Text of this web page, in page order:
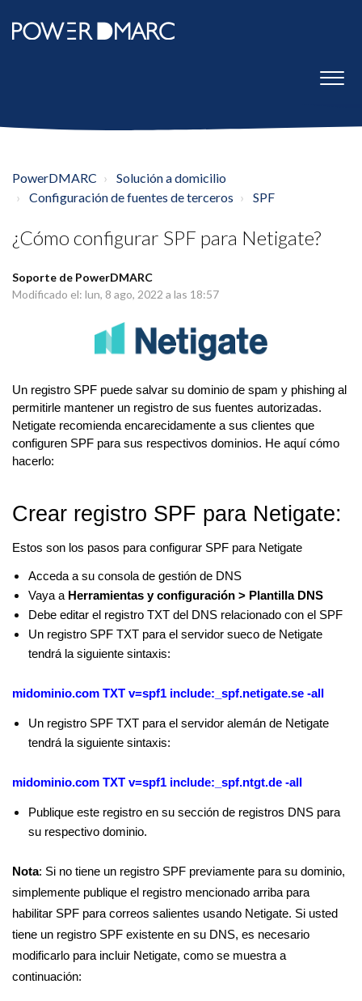
PowerDMARC
Solución a domicilio
Configuración de fuentes de terceros
SPF
¿Cómo configurar SPF para Netigate?
Soporte de PowerDMARC
Modificado el: lun, 8 ago, 2022 a las 18:57
Un registro SPF puede salvar su dominio de spam y phishing al
permitirle mantener un registro de sus fuentes autorizadas.
Netigate recomienda encarecidamente a sus clientes que
configuren SPF para sus respectivos dominios. He aquí cómo
hacerlo:
Crear registro SPF para Netigate:
Estos son los pasos para configurar SPF para Netigate
Acceda a su consola de gestión de DNS
Vaya a Herramientas y configuración > Plantilla DNS
Debe editar el registro TXT del DNS relacionado con el SPF
Un registro SPF TXT para el servidor sueco de Netigate
tendrá la siguiente sintaxis:
midominio.com TXT v=spf1 include:_spf.netigate.se -all
Un registro SPF TXT para el servidor alemán de Netigate
tendrá la siguiente sintaxis:
midominio.com TXT v=spf1 include:_spf.ntgt.de -all
Publique este registro en su sección de registros DNS para
su respectivo dominio.
Nota: Si no tiene un registro SPF previamente para su dominio,
simplemente publique el registro mencionado arriba para
habilitar SPF para correos salientes usando Netigate. Si usted
tiene un registro SPF existente en su DNS, es necesario
modificarlo para incluir Netigate, como se muestra a
continuación: